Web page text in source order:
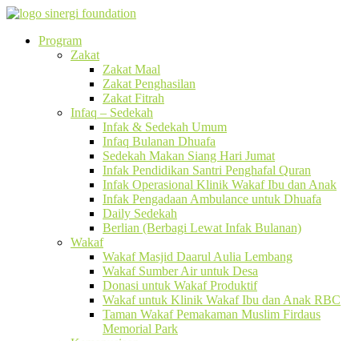
Program
Zakat
Zakat Maal
Zakat Penghasilan
Zakat Fitrah
Infaq – Sedekah
Infak & Sedekah Umum
Infaq Bulanan Dhuafa
Sedekah Makan Siang Hari Jumat
Infak Pendidikan Santri Penghafal Quran
Infak Operasional Klinik Wakaf Ibu dan Anak
Infak Pengadaan Ambulance untuk Dhuafa
Daily Sedekah
Berlian (Berbagi Lewat Infak Bulanan)
Wakaf
Wakaf Masjid Daarul Aulia Lembang
Wakaf Sumber Air untuk Desa
Donasi untuk Wakaf Produktif
Wakaf untuk Klinik Wakaf Ibu dan Anak RBC
Taman Wakaf Pemakaman Muslim Firdaus
Memorial Park